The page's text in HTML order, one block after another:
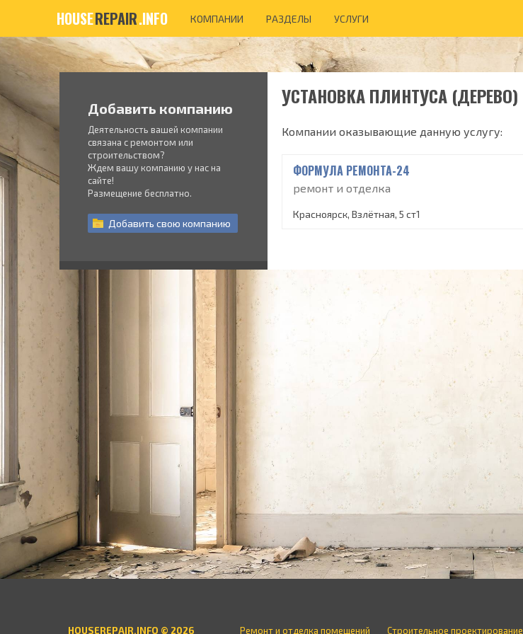
HOUSEREPAIR.INFO КОМПАНИИ РАЗДЕЛЫ УСЛУГИ
Добавить компанию
Деятельность вашей компании
связана с ремонтом или
строительством?
Ждем вашу компанию у нас на
сайте!
Размещение бесплатно.
Добавить свою компанию
УСТАНОВКА ПЛИНТУСА (ДЕРЕВО)
Компании оказывающие данную услугу:
ФОРМУЛА РЕМОНТА-24
ремонт и отделка
Красноярск, Взлётная, 5 ст1
HOUSEREPAIR.INFO © 2026 Ремонт и отделка помещений Строительное проектирование